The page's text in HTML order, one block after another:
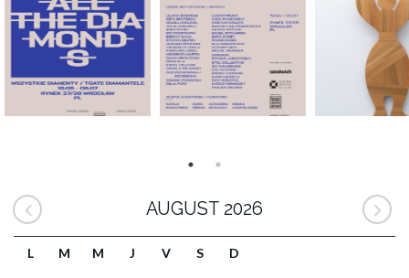
AUGUST 2026
L M M J V S D